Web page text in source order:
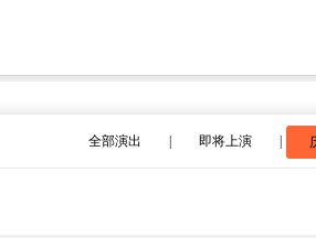
即将上演
全部演出